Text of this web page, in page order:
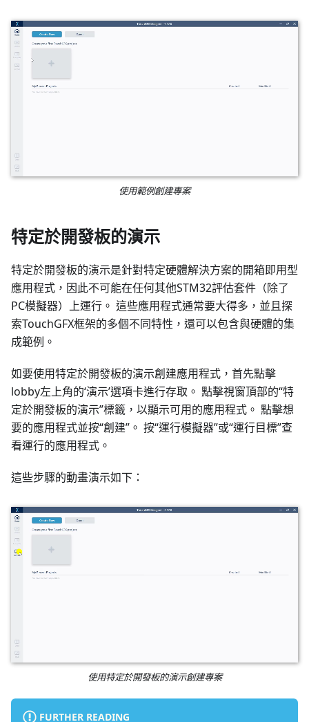
使用範例創建專案
特定於開發板的演示
特定於開發板的演示是針對特定硬體解決方案的開箱即用型
應用程式，因此不可能在任何其他STM32評估套件（除了
PC模擬器）上運行。 這些應用程式通常要大得多，並且探
索TouchGFX框架的多個不同特性，還可以包含與硬體的集
成範例。
如要使用特定於開發板的演示創建應用程式，首先點擊
lobby左上角的‘演示’選項卡進行存取。 點擊視窗頂部的“特
定於開發板的演示”標籤，以顯示可用的應用程式。 點擊想
要的應用程式並按“創建”。 按“運行模擬器”或“運行目標”查
看運行的應用程式。
這些步驟的動畫演示如下：
使用特定於開發板的演示創建專案
FURTHER READING